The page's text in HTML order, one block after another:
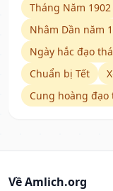
Tháng Năm 1902
Nhâm Dần năm
Ngày hắc đạo
Chuẩn bị Tết
Cung hoàng đạo
Về Amlich.org